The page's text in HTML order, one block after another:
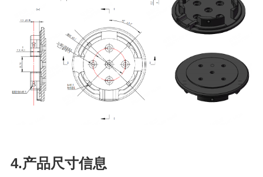
4.产品尺寸信息